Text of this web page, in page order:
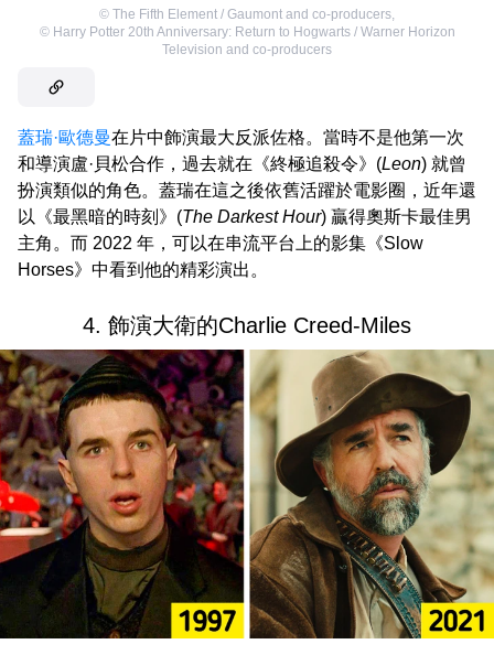
© The Fifth Element / Gaumont and co-producers,
© Harry Potter 20th Anniversary: Return to Hogwarts / Warner Horizon
Television and co-producers
蓋瑞·歐德曼在片中飾演最大反派佐格。當時不是他第一次
和導演盧·貝松合作，過去就在《終極追殺令》(Leon) 就曾
扮演類似的角色。蓋瑞在這之後依舊活躍於電影圈，近年還
以《最黑暗的時刻》(The Darkest Hour) 贏得奧斯卡最佳男
主角。而 2022 年，可以在串流平台上的影集《Slow
Horses》中看到他的精彩演出。
4. 飾演大衛的Charlie Creed-Miles